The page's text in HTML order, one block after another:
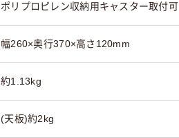
ポリプロピレン収納用キャスター取付可
幅260×奥行370×高さ120mm
約1.13kg
(天板)約2kg